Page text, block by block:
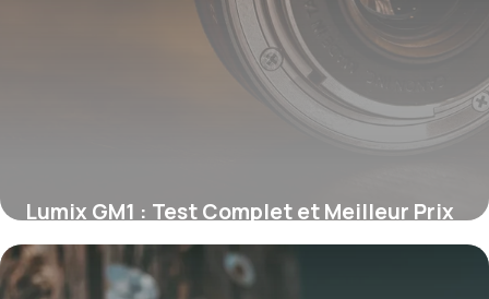
Lumix GM1 : Test Complet et Meilleur Prix
2026
31 décembre 2025